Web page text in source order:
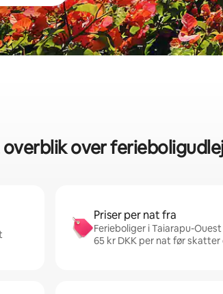
over
Priser per nat fra
Ferieboliger i Taiarapu-
65 kr DKK per nat før